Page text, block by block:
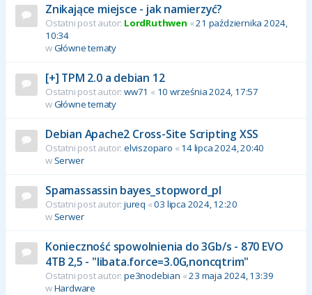
Znikające miejsce - jak namierzyć?
Ostatni post autor: LordRuthwen «21 października 2024,
10:34
wGłówne tematy
[+] TPM 2.0 a debian 12
Ostatni post autor: ww71 « 10 września 2024, 17:57
wGłówne tematy
Debian Apache2 Cross-Site Scripting XSS
Ostatni post autor: elviszoparo « 14 lipca 2024, 20:40
w Serwer
Spamassassin bayes_stopword_pl
Ostatni post autor: jureq «03 lipca 2024, 12:20
w Serwer
Konieczność spowolnienia do 3Gb/s - 870 EVO
4TB 2,5 - "libata.force=3.0G,noncqtrim"
Ostatni post autor: pe3nodebian «23 maja 2024, 13:39
wHardware